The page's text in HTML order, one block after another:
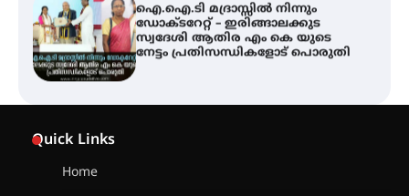
ഐ.ഐ.ടി മദ്രാസ്സിൽ നിന്നും
ഡോക്ടറേറ്റ് – ഇരിങ്ങാലക്കുട
സ്വദേശി ആതിര എം കെ യുടെ
നേട്ടം പ്രതിസന്ധികളോട് പൊരുതി
Quick Links
Home